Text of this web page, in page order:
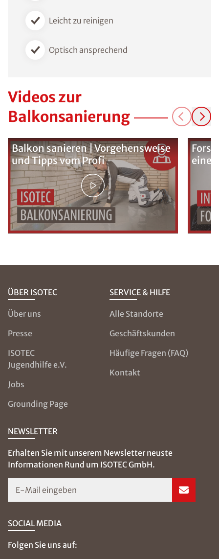
Leicht zu reinigen
Optisch ansprechend
Videos zur
Balkonsanierung
Balkon sanieren | Vorgehensweise
und Tipps vom Profi
eine
ÜBER ISOTEC
Über uns
Presse
ISOTEC
Jugendhilfe e.V.
Jobs
Grounding Page
SERVICE & HILFE
Alle Standorte
Geschäftskunden
Häufige Fragen (FAQ)
Kontakt
NEWSLETTER
Erhalten Sie mit unserem Newsletter neuste
Informationen Rund um ISOTEC GmbH.
E-Mail eingeben
SOCIAL MEDIA
Folgen Sie uns auf: